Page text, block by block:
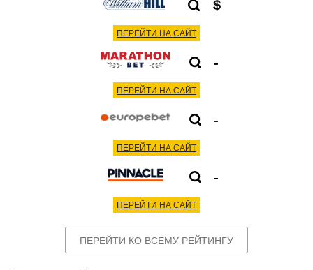
ПЕРЕЙТИ НА САЙТ
-
ПЕРЕЙТИ НА САЙТ
-
ПЕРЕЙТИ НА САЙТ
-
ПЕРЕЙТИ НА САЙТ
ПЕРЕЙТИ КО ВСЕМУ РЕЙТИНГУ